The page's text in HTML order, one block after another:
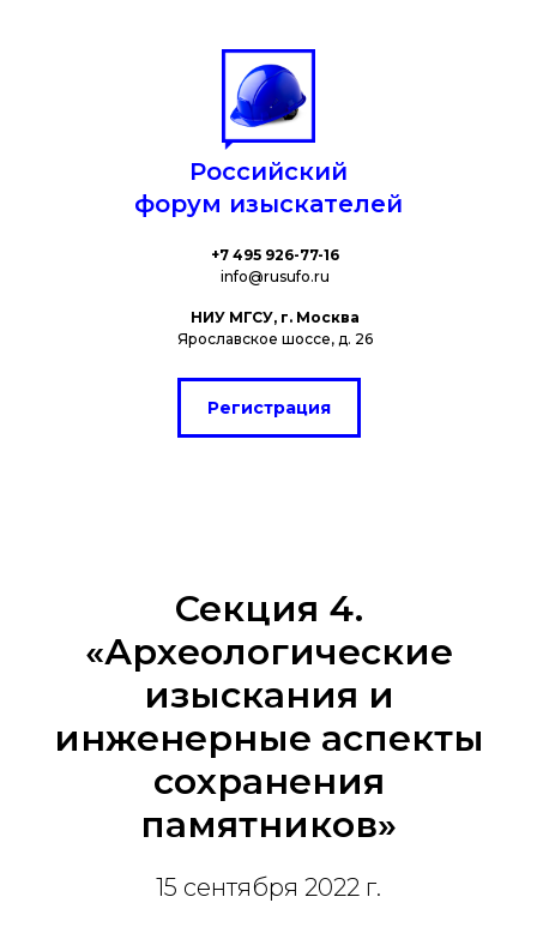
Российский
форум изыскателей
+7 495 926-77-16
info@rusufo.ru
НИУ МГСУ, г. Москва
Ярославское шоссе, д. 26
Регистрация
Секция 4.
«Археологические
изыскания и
инженерные аспекты
сохранения
памятников»
15 сентября 2022 г.